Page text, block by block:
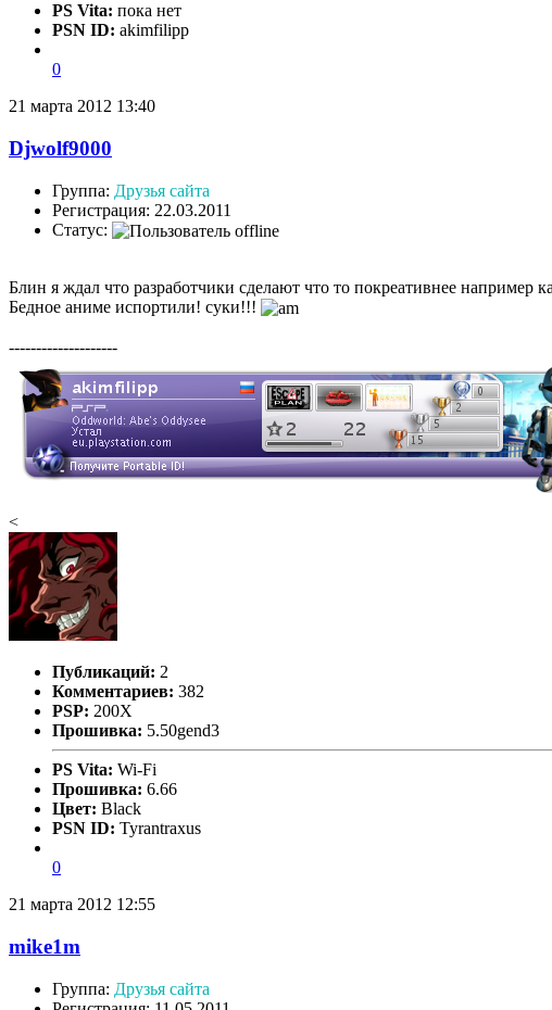
PS Vita: пока нет
PSN ID: akimfilipp
0
21 марта 2012 13:40
Djwolf9000
Группа: Друзья сайта
Регистрация: 22.03.2011
Статус:
Блин я ждал что разработчики сделают что то покреативнее
Бедное аниме испортили! суки!!!
--------------------
<
Публикаций: 2
Комментариев: 382
PSP: 200X
Прошивка: 5.50gend3
PS Vita: Wi-Fi
Прошивка: 6.66
Цвет: Black
PSN ID: Tyrantraxus
0
21 марта 2012 12:55
mike1m
Группа: Друзья сайта